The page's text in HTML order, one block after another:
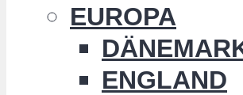
EUROPA
ENGLAND